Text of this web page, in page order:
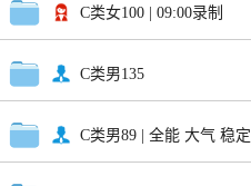
C类女100 | 09:00录制
C类男135
C类男89 | 全能 大气 稳定